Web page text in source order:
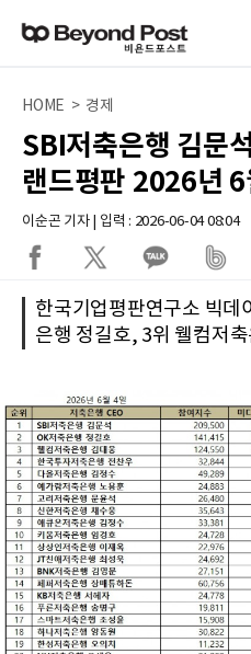
HOME > 경제
SBI저축은행 김문
랜드평판 2026년
이순곤 기자 | 입력 : 2026-06-04 08:04
한국기업평판연구소 빅데
은행 정길호, 3위 웰컴저